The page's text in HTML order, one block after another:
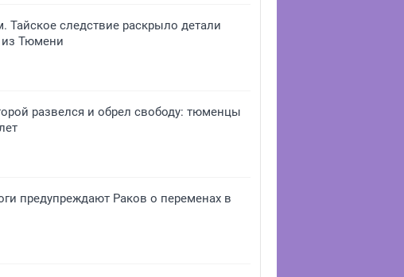
Тайское следствие раскрыло детали
из Тюмени
развелся и обрел свободу: тюменцы
предупреждают Раков о переменах в